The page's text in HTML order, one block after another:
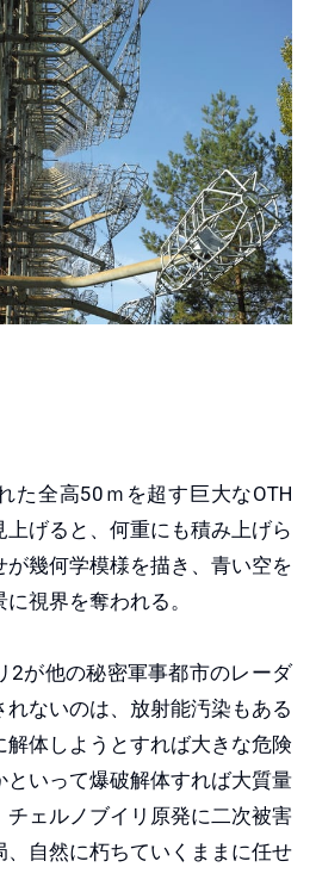
た全高50ｍを超す巨大なOTH
上げると、何重にも積み上げら
幾何学模様を描き、青い空を
視界を奪われる。
が他の秘密軍事都市のレーダ
ないのは、放射能汚染もある
解体しようとすれば大きな危険
といって爆破解体すれば大質量
ェルノブイリ原発に二次被害
、自然に朽ちていくままに任せ